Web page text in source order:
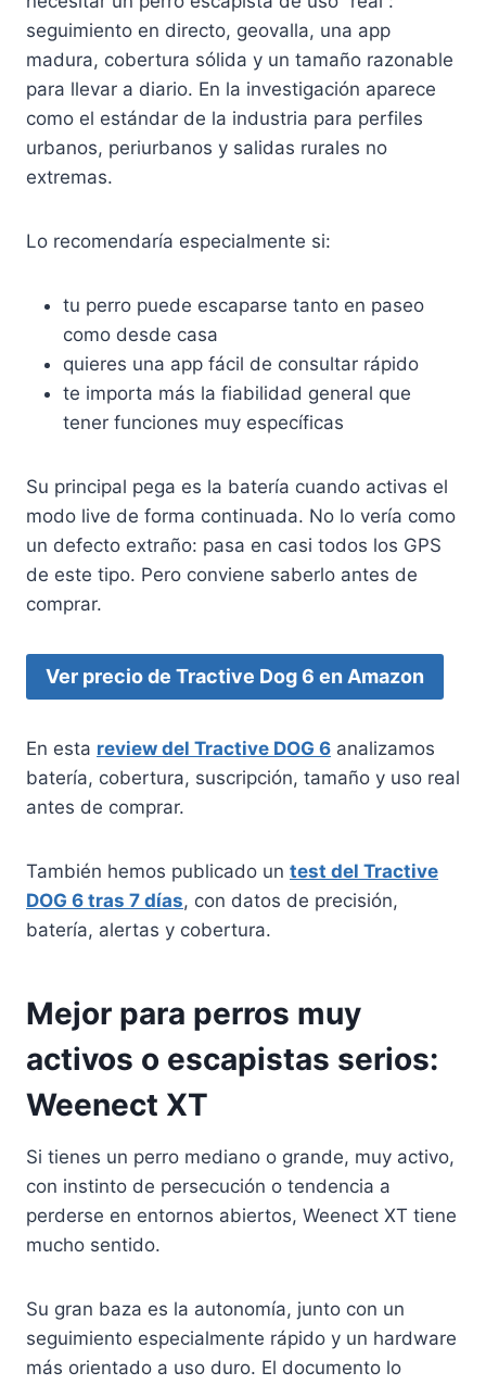
seguimiento en directo, geovalla, una app
madura, cobertura sólida y un tamaño razonable
para llevar a diario. En la investigación aparece
como el estándar de la industria para perfiles
urbanos, periurbanos y salidas rurales no
extremas.
Lo recomendaría especialmente si:
tu perro puede escaparse tanto en paseo
como desde casa
quieres una app fácil de consultar rápido
te importa más la fiabilidad general que
tener funciones muy específicas
Su principal pega es la batería cuando activas el
modo live de forma continuada. No lo vería como
un defecto extraño: pasa en casi todos los GPS
de este tipo. Pero conviene saberlo antes de
comprar.
Ver precio de Tractive Dog 6 en Amazon
En esta review del Tractive DOG 6 analizamos
batería, cobertura, suscripción, tamaño y uso real
antes de comprar.
También hemos publicado un test del Tractive
DOG 6 tras 7 días, con datos de precisión,
batería, alertas y cobertura.
Mejor para perros muy
activos o escapistas serios:
Weenect XT
Si tienes un perro mediano o grande, muy activo,
con instinto de persecución o tendencia a
perderse en entornos abiertos, Weenect XT tiene
mucho sentido.
Su gran baza es la autonomía, junto con un
seguimiento especialmente rápido y un hardware
más orientado a uso duro. El documento lo